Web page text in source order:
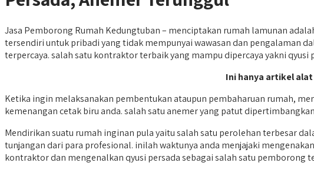
Jasa Pemborong Rumah Kedungtuban – menciptakan rumah lamunan
tersendiri untuk pribadi yang tidak mempunyai wawasan dan pengalaman
terpercaya. salah satu kontraktor terbaik yang mampu dipercaya yakni qyusi
Ini hanya artikel
Ketika ingin melaksanakan pembentukan ataupun pembaharuan rumah,
kemenangan cetak biru anda. salah satu anemer yang patut
Mendirikan suatu rumah inginan pula yaitu salah satu perolehan terbesar
tunjangan dari para profesional. inilah waktunya anda menjajaki
kontraktor dan mengenalkan qyusi persada sebagai salah satu pemborong